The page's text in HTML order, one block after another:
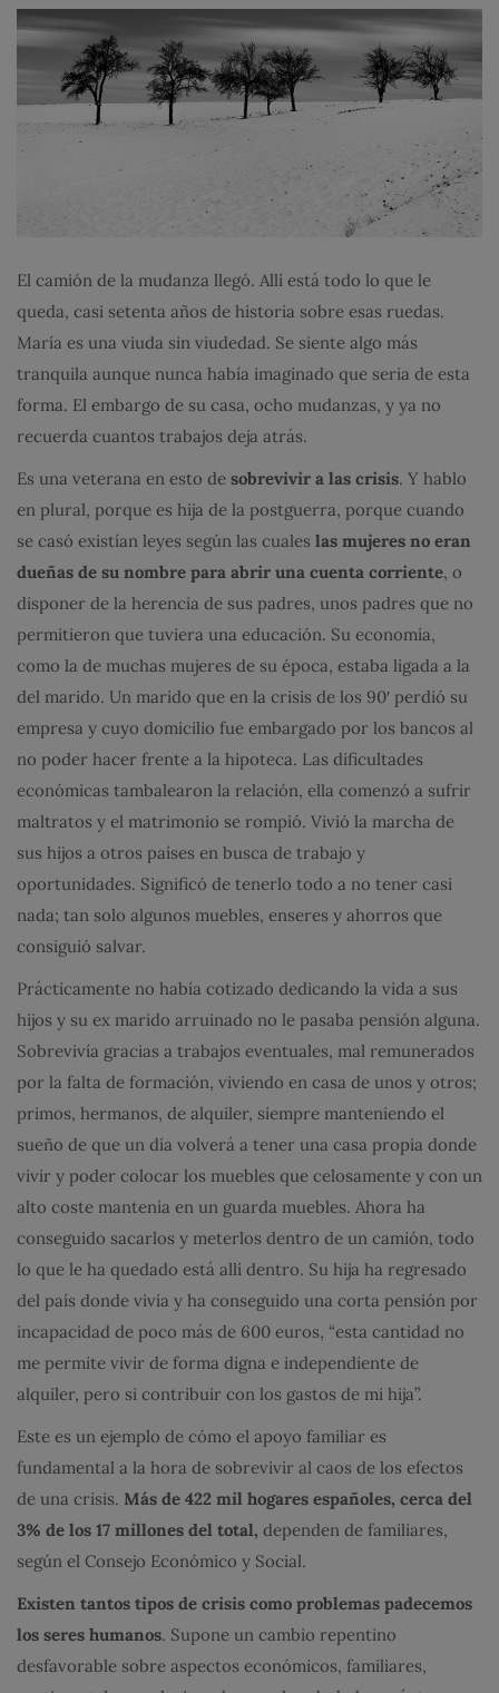
El camión de la mudanza llegó. Allí está todo lo que le
queda, casi setenta años de historia sobre esas ruedas.
María es una viuda sin viudedad. Se siente algo más
tranquila aunque nunca había imaginado que seria de esta
forma. El embargo de su casa, ocho mudanzas, y ya no
recuerda cuantos trabajos deja atrás.
Es una veterana en esto de sobrevivir a las crisis. Y hablo
en plural, porque es hija de la postguerra, porque cuando
se casó existían leyes según las cuales las mujeres no eran
dueñas de su nombre para abrir una cuenta corriente, o
disponer de la herencia de sus padres, unos padres que no
permitieron que tuviera una educación. Su economía,
como la de muchas mujeres de su época, estaba ligada a la
del marido. Un marido que en la crisis de los 90′ perdió su
empresa y cuyo domicilio fue embargado por los bancos al
no poder hacer frente a la hipoteca. Las dificultades
económicas tambalearon la relación, ella comenzó a sufrir
maltratos y el matrimonio se rompió. Vivió la marcha de
sus hijos a otros países en busca de trabajo y
oportunidades. Significó de tenerlo todo a no tener casi
nada; tan solo algunos muebles, enseres y ahorros que
consiguió salvar.
Prácticamente no había cotizado dedicando la vida a sus
hijos y su ex marido arruinado no le pasaba pensión alguna.
Sobrevivía gracias a trabajos eventuales, mal remunerados
por la falta de formación, viviendo en casa de unos y otros;
primos, hermanos, de alquiler, siempre manteniendo el
sueño de que un día volverá a tener una casa propia donde
vivir y poder colocar los muebles que celosamente y con un
alto coste mantenía en un guarda muebles. Ahora ha
conseguido sacarlos y meterlos dentro de un camión, todo
lo que le ha quedado está allí dentro. Su hija ha regresado
del país donde vivía y ha conseguido una corta pensión por
incapacidad de poco más de 600 euros, “esta cantidad no
me permite vivir de forma digna e independiente de
alquiler, pero si contribuir con los gastos de mi hija”.
Este es un ejemplo de cómo el apoyo familiar es
fundamental a la hora de sobrevivir al caos de los efectos
de una crisis. Más de 422 mil hogares españoles, cerca del
3% de los 17 millones del total, dependen de familiares,
según el Consejo Económico y Social.
Existen tantos tipos de crisis como problemas padecemos
los seres humanos. Supone un cambio repentino
desfavorable sobre aspectos económicos, familiares,